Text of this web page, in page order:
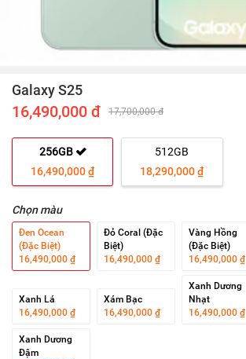
Galaxy S25
16,490,000 đ 17,700,000 đ
256GB
16,490,000 ₫
512GB
18,290,000 ₫
Chọn màu
Đen Ocean
(Đặc Biệt)
16,490,000 ₫
Đỏ Coral (Đặc
Biệt)
16,490,000 ₫
Vàng Hồng
(Đặc Biệt)
16,490,000 ₫
Xanh Lá
16,490,000 ₫
Xám Bạc
16,490,000 ₫
Xanh Dương
Nhạt
16,490,000 ₫
Xanh Dương
Đậm